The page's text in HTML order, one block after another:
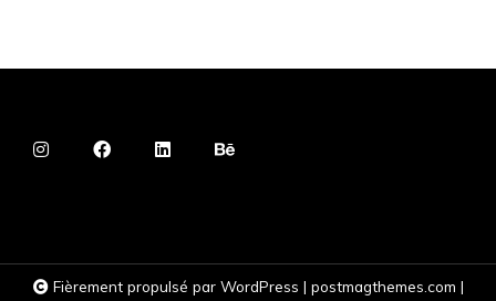
Fièrement propulsé par WordPress | postmagthemes.com |